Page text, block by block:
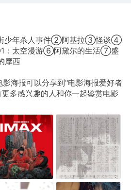
少年杀人事件②阿基拉③怪谈④
：太空漫游⑥阿黛尔的生活⑦盛
摩西
海报可以分享到"电影海报爱好者
多感兴趣的人和你一起鉴赏电影